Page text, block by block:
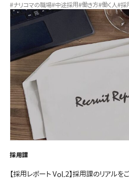
#ナリコマの職場#中途採用#働き方#働く人 #採
採用課
【採用レポート Vol.2】採用課のリアルをご